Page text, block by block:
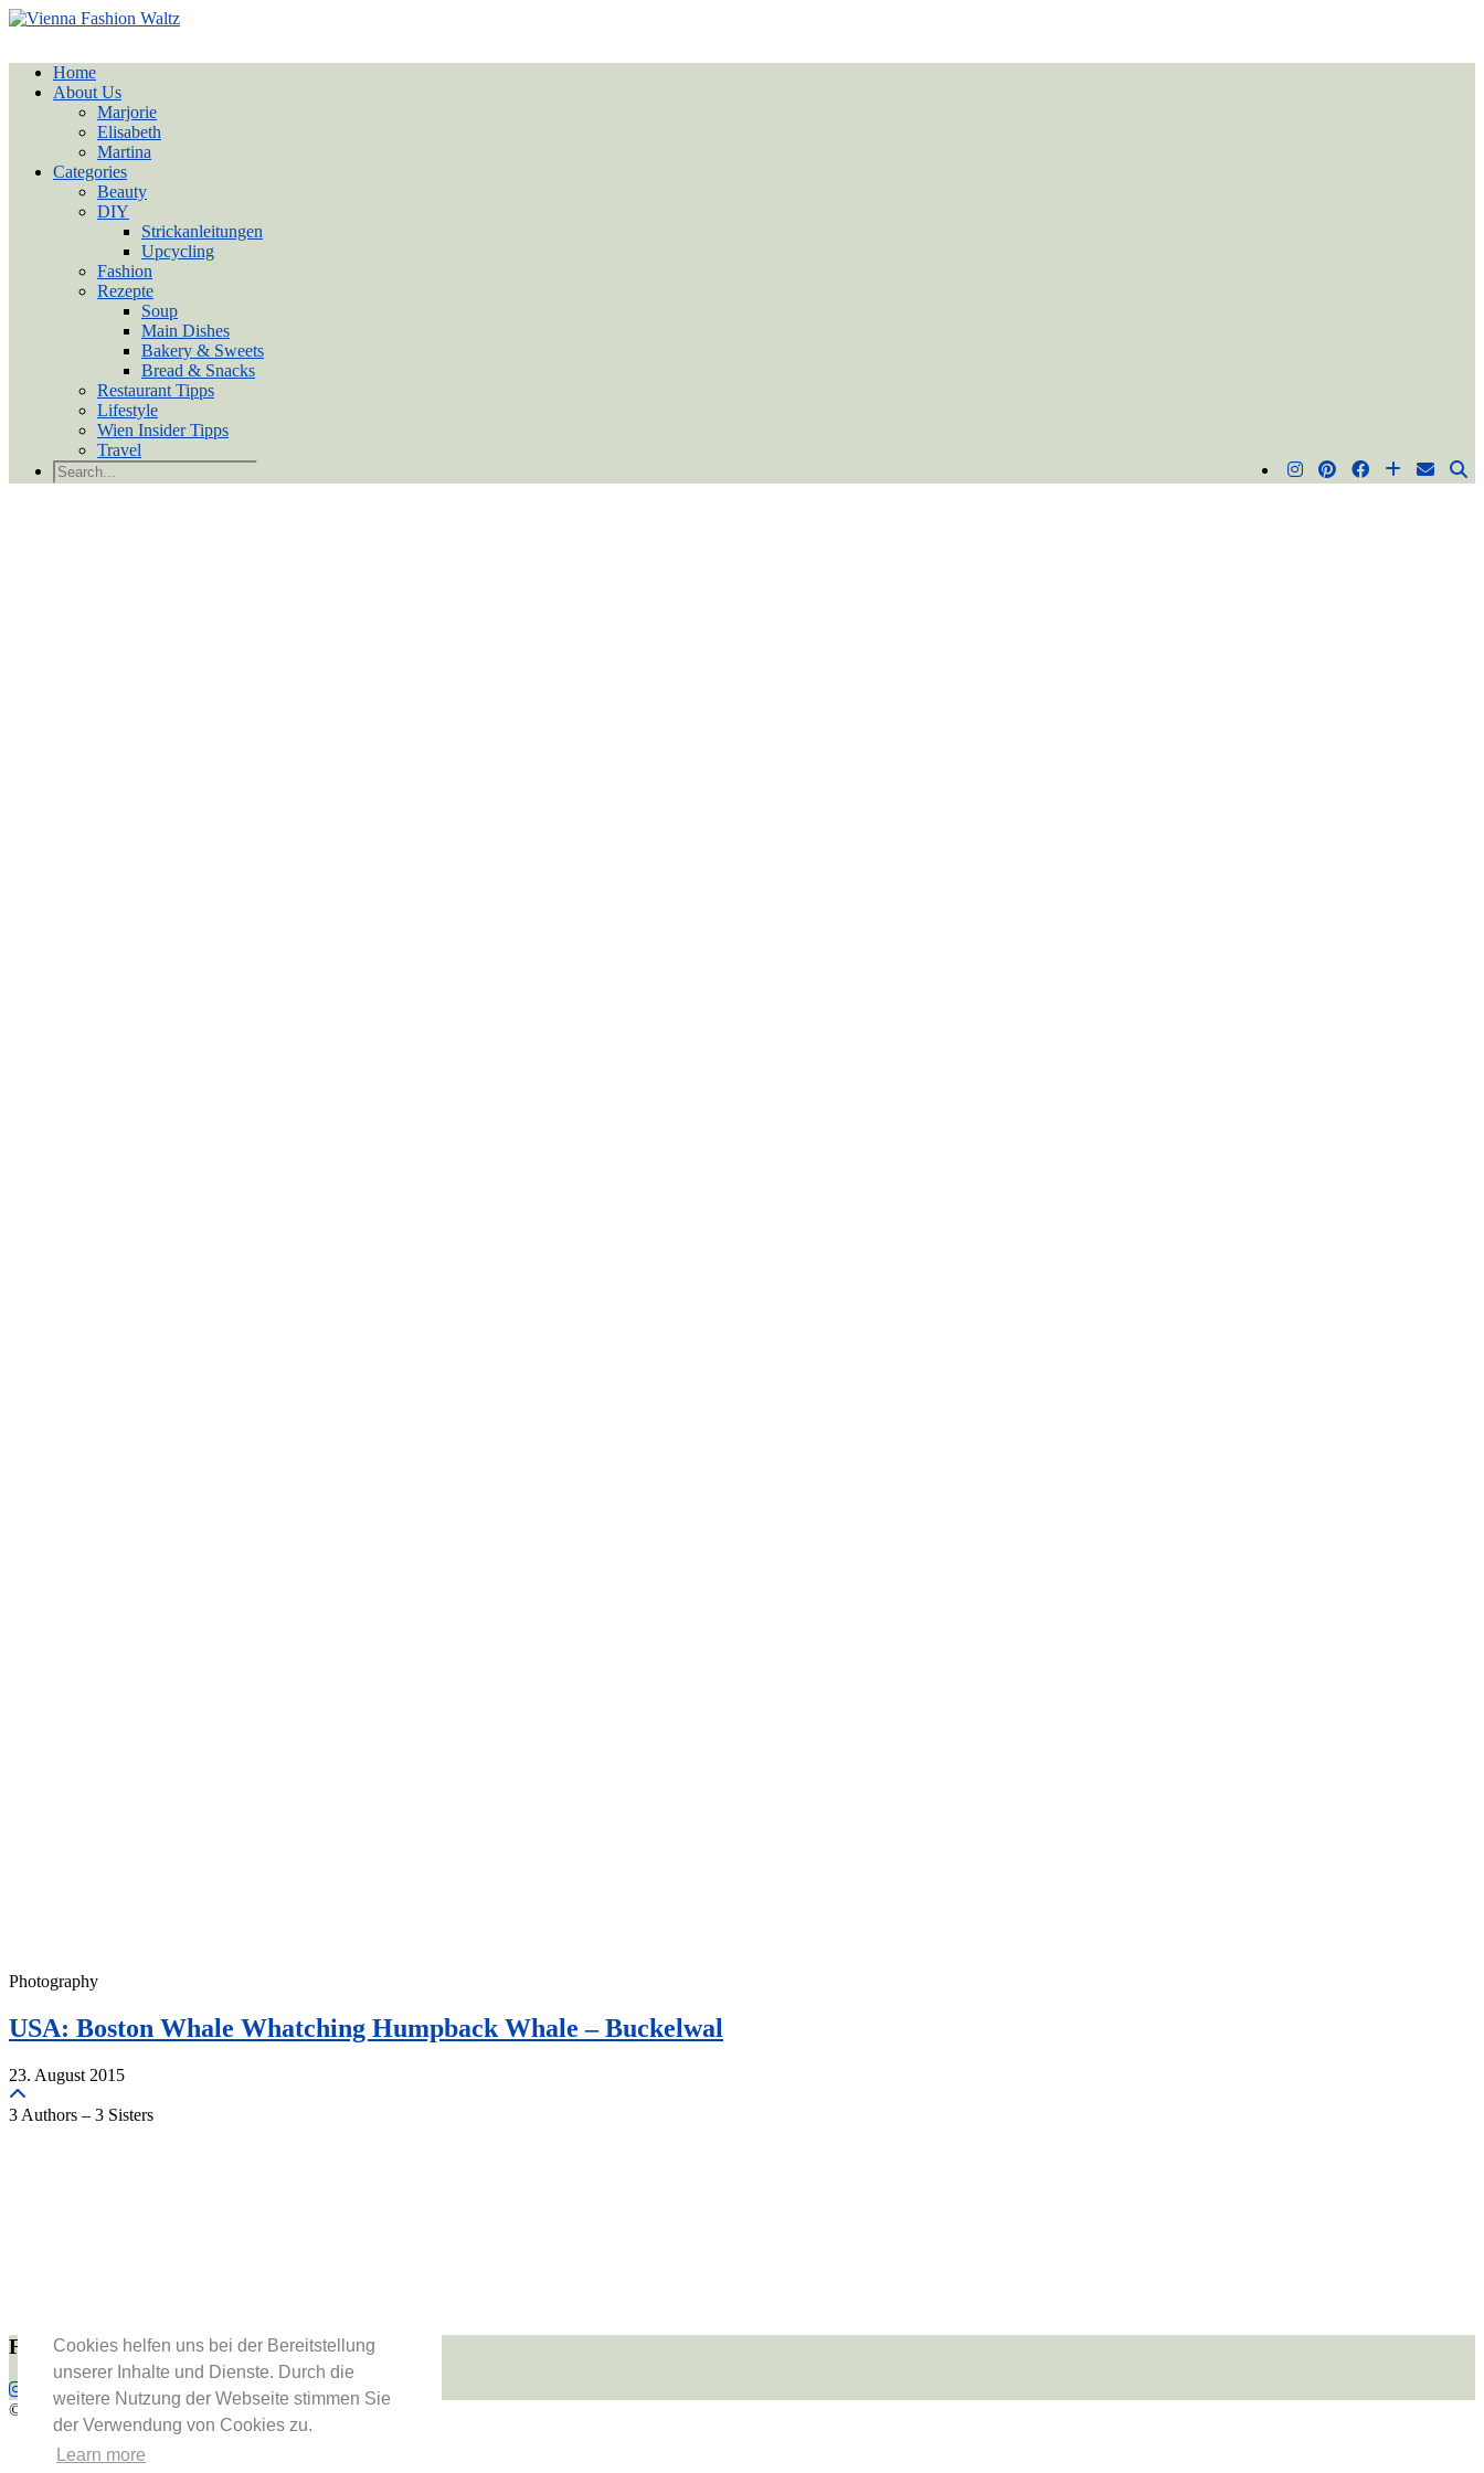
Cookies helfen uns bei der Bereitstellung
unserer Inhalte und Dienste. Durch die
weitere Nutzung der Webseite stimmen Sie
der Verwendung von Cookies zu.
Learn more
Home
About Us
Marjorie
Elisabeth
Martina
Categories
Beauty
DIY
Strickanleitungen
Upcycling
Fashion
Rezepte
Soup
Main Dishes
Bakery & Sweets
Bread & Snacks
Restaurant Tipps
Lifestyle
Wien Insider Tipps
Travel
Photography
USA: Boston Whale Whatching Humpback Whale – Buckelwal
23. August 2015
3 Authors – 3 Sisters
Folge uns
© 2026Vienna Fashion Waltz
About Us
Datenschutzerklärung